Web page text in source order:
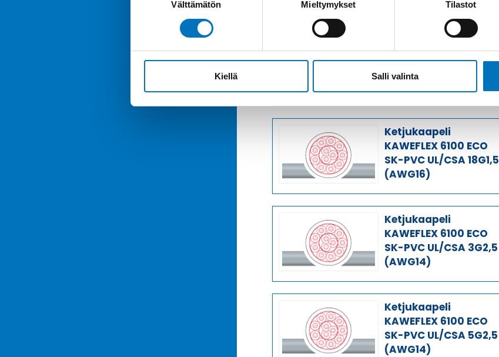
Välttämätön Mieltymykset Tilastot
Kiellä Salli valinta
Saman kaapelin eri versiot
KAWEFLEX 6100 ECO
SK-PVC UL/CSA 7G1,5
Ketjukaapeli
KAWEFLEX 6100 ECO
SK-PVC UL/CSA 18G1,5
(AWG16)
Ketjukaapeli
KAWEFLEX 6100 ECO
SK-PVC UL/CSA 3G2,5
(AWG14)
Ketjukaapeli
KAWEFLEX 6100 ECO
SK-PVC UL/CSA 5G2,5
(AWG14)